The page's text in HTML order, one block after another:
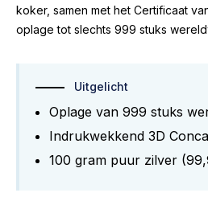
koker, samen met het Certificaat
oplage tot slechts 999 stuks
Uitgelicht
Oplage van 999 stuks
Indrukwekkend 3D
100 gram puur zilver